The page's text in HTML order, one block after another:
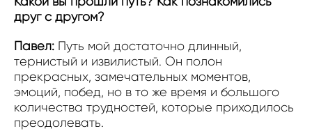
друг с другом?
Павел: Путь мой достаточно длинный,
тернистый и извилистый. Он полон
прекрасных, замечательных моментов,
эмоций, побед, но в то же время и большого
количества трудностей, которые приходилось
преодолевать.